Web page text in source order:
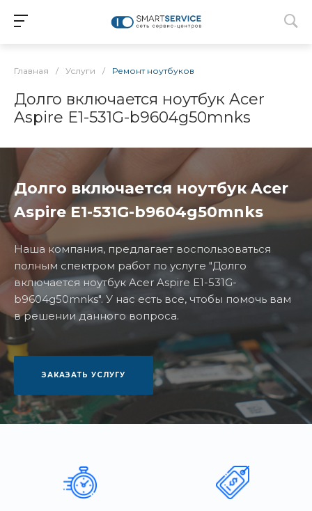
Главная / Услуги / Ремонт ноутбуков
Долго включается ноутбук Acer
Aspire E1-531G-b9604g50mnks
Долго включается ноутбук Acer
Aspire E1-531G-b9604g50mnks
Наша компания, предлагает воспользоваться
полным спектром работ по услуге "Долго
включается ноутбук Acer Aspire E1-531G-
b9604g50mnks". У нас есть все, чтобы помочь вам
в решении данного вопроса.
ЗАКАЗАТЬ УСЛУГУ